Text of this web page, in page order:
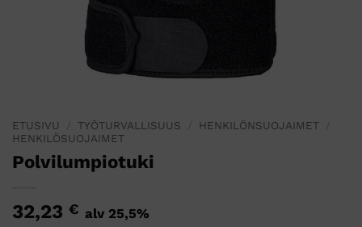
ETUSIVU TYÖTURVALLISUUS HENKILÖNSUOJAIMET
HENKILÖSUOJAIMET
Polvilumpiotuki
32,23 € alv 25,5%